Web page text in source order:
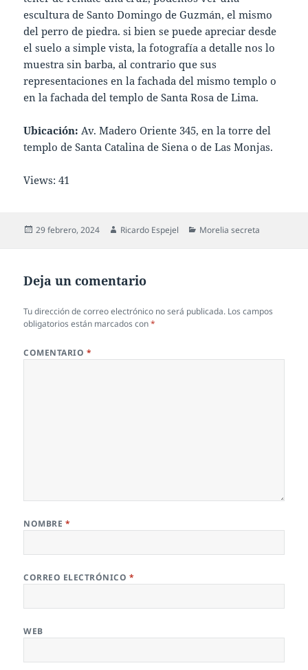
escultura de Santo Domingo de Guzmán, el mismo
del perro de piedra. si bien se puede apreciar desde
el suelo a simple vista, la fotografía a detalle nos lo
muestra sin barba, al contrario que sus
representaciones en la fachada del mismo templo o
en la fachada del templo de Santa Rosa de Lima.
Ubicación: Av. Madero Oriente 345, en la torre del
templo de Santa Catalina de Siena o de Las Monjas.
Views: 41
Publicado
29 febrero, 2024 Autor
Ricardo Espejel Categorías
Morelia secreta
Deja un comentario
Tu dirección de correo electrónico no será publicada. Los campos
obligatorios están marcados con*
COMENTARIO *
NOMBRE *
CORREO ELECTRÓNICO *
WEB